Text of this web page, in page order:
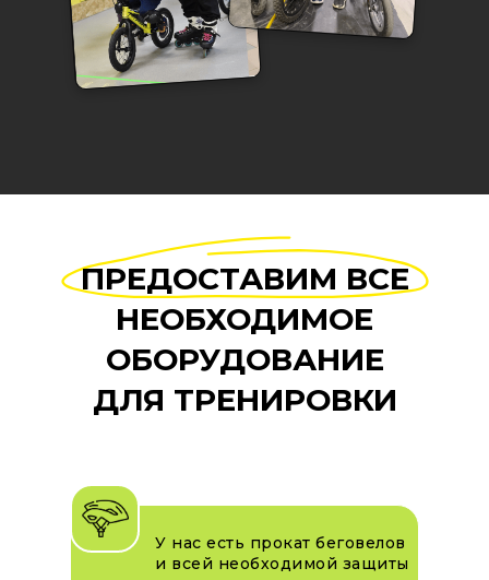
ПРЕДОСТАВИМ ВСЕ
НЕОБХОДИМОЕ
ОБОРУДОВАНИЕ
ДЛЯ ТРЕНИРОВКИ
У нас есть прокат беговелов
и всей необходимой защиты